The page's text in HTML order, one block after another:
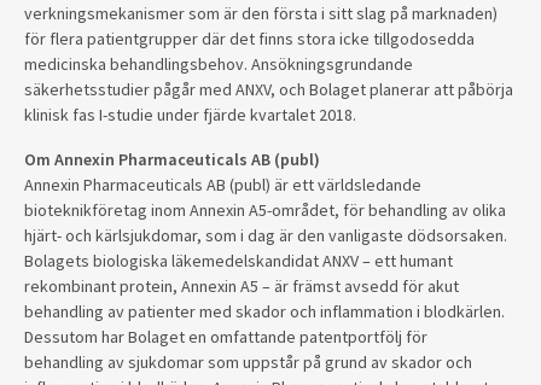
verkningsmekanismer som är den första i sitt slag på marknaden)
för flera patientgrupper där det finns stora icke tillgodosedda
medicinska behandlingsbehov. Ansökningsgrundande
säkerhetsstudier pågår med ANXV, och Bolaget planerar att påbörja
klinisk fas I-studie under fjärde kvartalet 2018.
Om Annexin Pharmaceuticals AB (publ)
Annexin Pharmaceuticals AB (publ) är ett världsledande
bioteknikföretag inom Annexin A5-området, för behandling av olika
hjärt- och kärlsjukdomar, som i dag är den vanligaste dödsorsaken.
Bolagets biologiska läkemedelskandidat ANXV – ett humant
rekombinant protein, Annexin A5 – är främst avsedd för akut
behandling av patienter med skador och inflammation i blodkärlen.
Dessutom har Bolaget en omfattande patentportfölj för
behandling av sjukdomar som uppstår på grund av skador och